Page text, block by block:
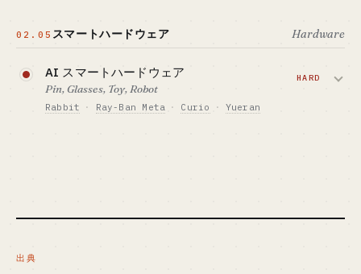
$15-70K
GTM · 売り方
ロワー獲得から収益化までを支援しま
のの、各プラットフォームの AI 検出も厳
しくなっています。
Reditor · ChanXiaohong · AI アカウント立ち
02.05 スマートハードウェア Hardware
AI スマートハードウェア
Pin, Glasses, Toy, Robot
Rabbit · Ray-Ban Meta · Curio · Yueran
必要資金の目安 · CAPITAL
HARD
出典